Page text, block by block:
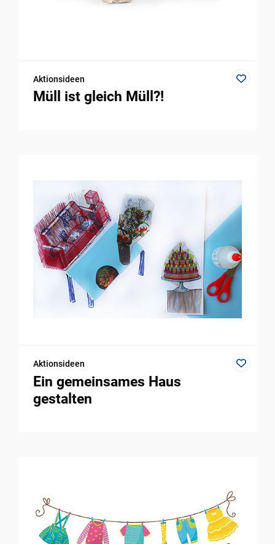
Aktionsideen
Müll ist gleich Müll?!
Aktionsideen
Ein gemeinsames Haus
gestalten